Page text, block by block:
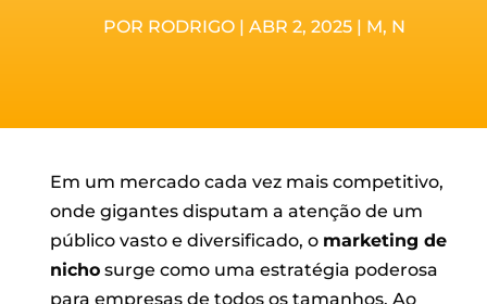
POR RODRIGO |ABR 2, 2025 | M, N
Em um mercado cada vez mais competitivo,
onde gigantes disputam a atenção de um
público vasto e diversificado, o marketing de
nicho surge como uma estratégia poderosa
para empresas de todos os tamanhos. Ao